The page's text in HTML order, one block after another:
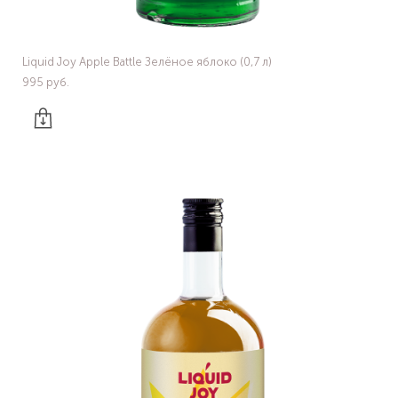
Liquid Joy Apple Battle Зелёное яблоко (0,7 л)
995 pуб.